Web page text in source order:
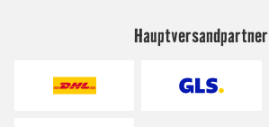
Hauptversandpartner